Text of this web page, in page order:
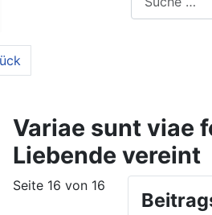
Variae sunt viae
Liebende vereint
Seite 16 von 16